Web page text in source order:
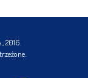
2016.